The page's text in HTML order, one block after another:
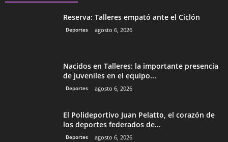
Reserva: Talleres empató ante el Ciclón
Deportes agosto 6, 2026
Nacidos en Talleres: la importante presencia
de juveniles en el equipo...
Deportes agosto 6, 2026
El Polideportivo Juan Pelatto, el corazón de
los deportes federados de...
Deportes agosto 6, 2026